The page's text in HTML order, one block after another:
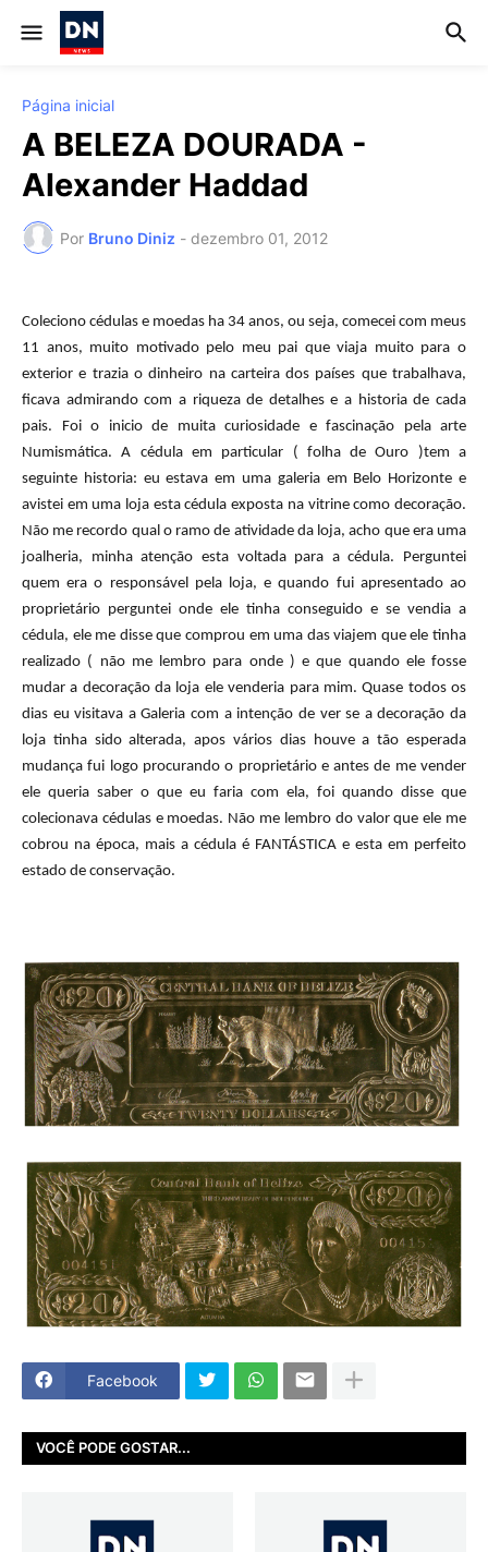
Página inicial
A BELEZA DOURADA -
Alexander Haddad
Por Bruno Diniz - dezembro 01, 2012
Coleciono cédulas e moedas ha 34 anos, ou seja, comecei com meus
11 anos, muito motivado pelo meu pai que viaja muito para o
exterior e trazia o dinheiro na carteira dos países que trabalhava,
ficava admirando com a riqueza de detalhes e a historia de cada
pais. Foi o inicio de muita curiosidade e fascinação pela arte
Numismática. A cédula em particular ( folha de Ouro )tem a
seguinte historia: eu estava em uma galeria em Belo Horizonte e
avistei em uma loja esta cédula exposta na vitrine como decoração.
Não me recordo qual o ramo de atividade da loja, acho que era uma
joalheria, minha atenção esta voltada para a cédula. Perguntei
quem era o responsável pela loja, e quando fui apresentado ao
proprietário perguntei onde ele tinha conseguido e se vendia a
cédula, ele me disse que comprou em uma das viajem que ele tinha
realizado ( não me lembro para onde ) e que quando ele fosse
mudar a decoração da loja ele venderia para mim. Quase todos os
dias eu visitava a Galeria com a intenção de ver se a decoração da
loja tinha sido alterada, apos vários dias houve a tão esperada
mudança fui logo procurando o proprietário e antes de me vender
ele queria saber o que eu faria com ela, foi quando disse que
colecionava cédulas e moedas. Não me lembro do valor que ele me
cobrou na época, mais a cédula é FANTÁSTICA e esta em perfeito
estado de conservação.
Facebook
VOCÊ PODE GOSTAR...